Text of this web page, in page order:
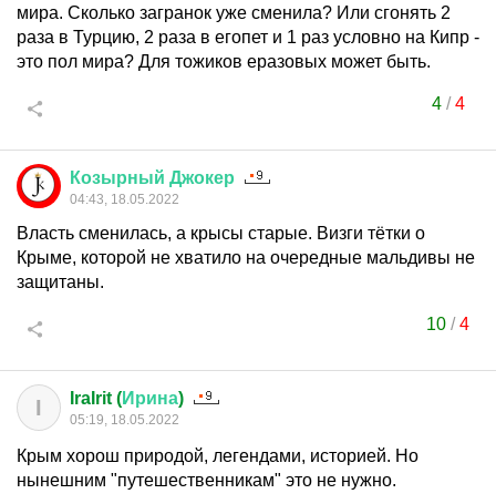
мира. Сколько загранок уже сменила? Или сгонять 2
раза в Турцию, 2 раза в егопет и 1 раз условно на Кипр -
это пол мира? Для тожиков еразовых может быть.
4/4
Козырный Джокер
04:43, 18.05.2022
Власть сменилась, а крысы старые. Визги тётки о
Крыме, которой не хватило на очередные мальдивы не
защитаны.
10 /4
I IraIrit (Ирина)
05:19, 18.05.2022
Крым хорош природой, легендами, историей. Но
нынешним "путешественникам" это не нужно.